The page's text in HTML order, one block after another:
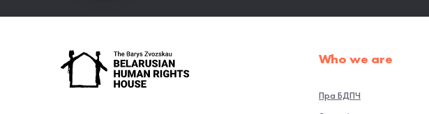
Who we are
Пра БДПЧ